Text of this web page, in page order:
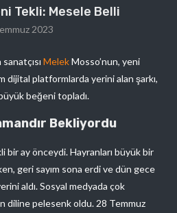
Tekli: Mesele Belli
2023
MelekMosso’nun, yeni
dijital platformlarda yerini alan şarkı,
beğeni topladı.
Bekliyordu
bir ay önceydi. Hayranları büyük bir
geri sayım sona erdi ve dün gece
aldı. Sosyal medyada çok
diline pelesenk oldu. 28 Temmuz